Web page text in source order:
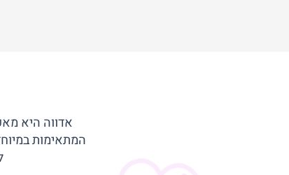
אדווה היא
המתאימות